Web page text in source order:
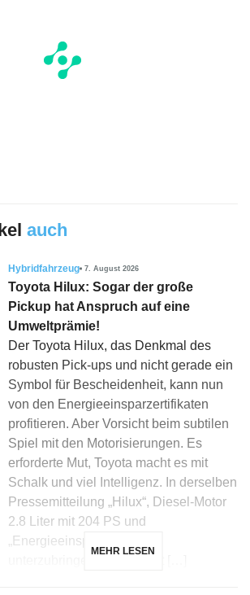
auch
Hybridfahrzeug 7. August 2026
Toyota Hilux: Sogar der große
Pickup hat Anspruch auf eine
Umweltprämie!
Der Toyota Hilux, das Denkmal des
robusten Pick-ups und nicht gerade ein
Symbol für Bescheidenheit, kann nun
von den Energieeinsparzertifikaten
profitieren. Aber Vorsicht beim subtilen
Spiel mit den Motorisierungen. Es
erforderte Mut, Toyota macht es mit
Schalk und viel Intelligenz. In derselben
Pressemitteilung „Hilux“, Diesel-Motor
2.8 Liter mit 204 PS und
„Energieeinsparzertifikate“
MEHR LESEN